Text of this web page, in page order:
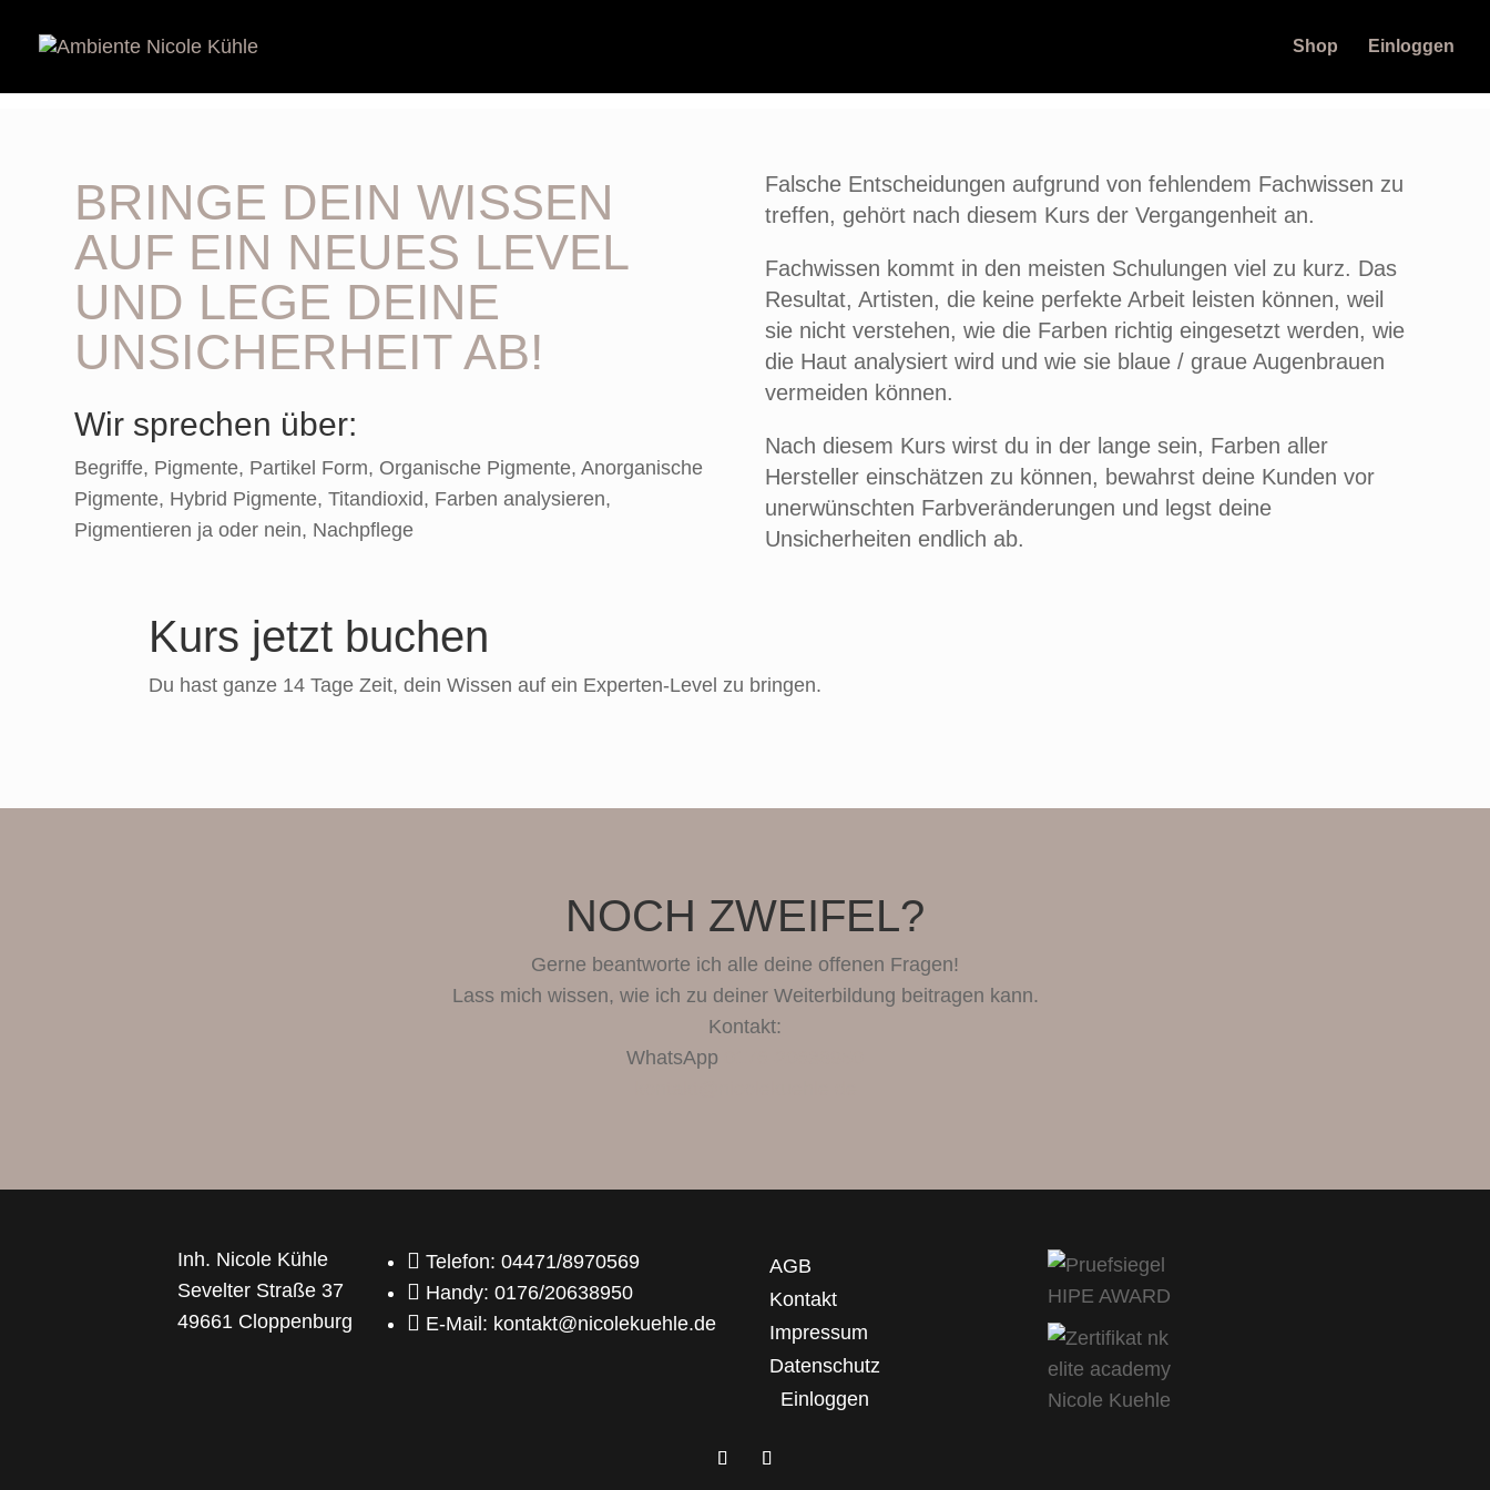
Shop Einloggen
BRINGE DEIN WISSEN
AUF EIN NEUES LEVEL
UND LEGE DEINE
UNSICHERHEIT AB!
Wir sprechen über:
Begriffe, Pigmente, Partikel Form, Organische Pigmente, Anorganische
Pigmente, Hybrid Pigmente, Titandioxid, Farben analysieren,
Pigmentieren ja oder nein, Nachpflege
Falsche Entscheidungen aufgrund von fehlendem Fachwissen zu
treffen, gehört nach diesem Kurs der Vergangenheit an.
Fachwissen kommt in den meisten Schulungen viel zu kurz. Das
Resultat, Artisten, die keine perfekte Arbeit leisten können, weil
sie nicht verstehen, wie die Farben richtig eingesetzt werden, wie
die Haut analysiert wird und wie sie blaue / graue Augenbrauen
vermeiden können.
Nach diesem Kurs wirst du in der lange sein, Farben aller
Hersteller einschätzen zu können, bewahrst deine Kunden vor
unerwünschten Farbveränderungen und legst deine
Unsicherheiten endlich ab.
Kurs jetzt buchen
Du hast ganze 14 Tage Zeit, dein Wissen auf ein Experten-Level zu bringen.
NOCH ZWEIFEL?
Gerne beantworte ich alle deine offenen Fragen!
Lass mich wissen, wie ich zu deiner Weiterbildung beitragen kann.
Kontakt:
WhatsApp
Inh. Nicole Kühle
Sevelter Straße 37
49661 Cloppenburg
 Telefon: 04471/8970569
 Handy: 0176/20638950
 E-Mail: kontakt@nicolekuehle.de
AGB
Kontakt
Impressum
Datenschutz
Einloggen